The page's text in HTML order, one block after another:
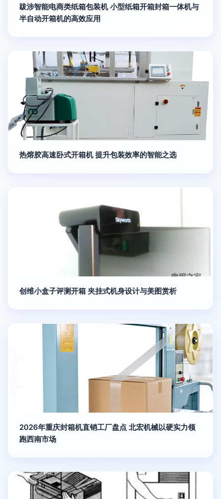
跋涉智能电商类纸箱包装机 小型纸箱开箱封箱一体机与
半自动开箱机的高效应用
热熔胶高速卧式开箱机 提升包装效率的智能之选
创维小盒子评测开箱 夹挂式机身设计与美图赏析
2026年重庆封箱机直销工厂盘点 北宏机械以硬实力领
跑西南市场